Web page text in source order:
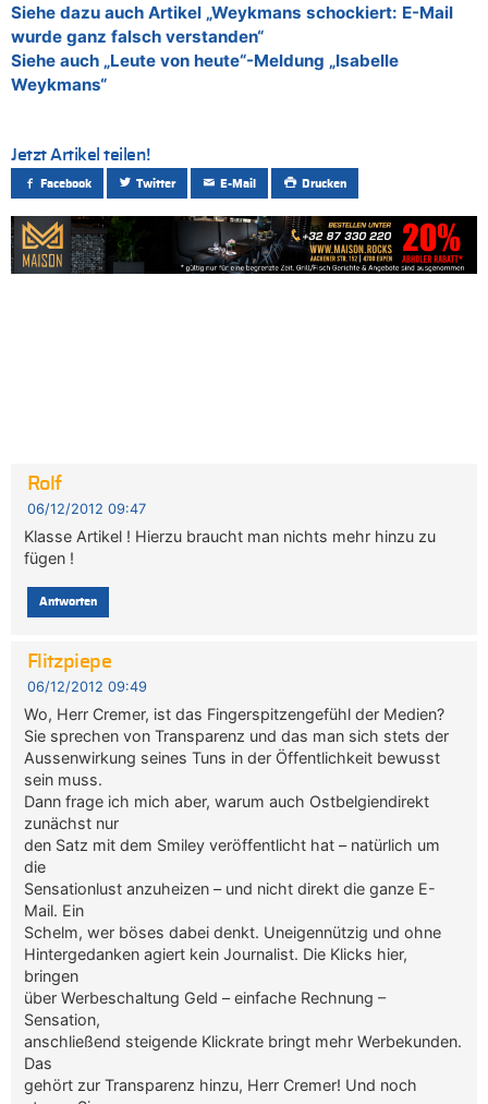
Siehe dazu auch Artikel „Weykmans schockiert: E-Mail
wurde ganz falsch verstanden“
Siehe auch „Leute von heute“-Meldung „Isabelle
Weykmans“
Jetzt Artikel teilen!
Facebook Twitter E-Mail Drucken
Rolf
06/12/2012 09:47
Klasse Artikel ! Hierzu braucht man nichts mehr hinzu zu
fügen !
Antworten
Flitzpiepe
06/12/2012 09:49
Wo, Herr Cremer, ist das Fingerspitzengefühl der Medien?
Sie sprechen von Transparenz und das man sich stets der
Aussenwirkung seines Tuns in der Öffentlichkeit bewusst
sein muss.
Dann frage ich mich aber, warum auch Ostbelgiendirekt
zunächst nur
den Satz mit dem Smiley veröffentlicht hat – natürlich um
die
Sensationlust anzuheizen – und nicht direkt die ganze E-
Mail. Ein
Schelm, wer böses dabei denkt. Uneigennützig und ohne
Hintergedanken agiert kein Journalist. Die Klicks hier,
bringen
über Werbeschaltung Geld – einfache Rechnung –
Sensation,
anschließend steigende Klickrate bringt mehr Werbekunden.
Das
gehört zur Transparenz hinzu, Herr Cremer! Und noch